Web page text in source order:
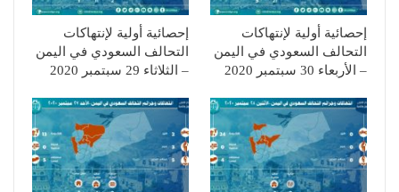
إحصائية أولية لإنتهاكات
التحالف السعودي في اليمن
– الأربعاء 30 سبتمبر 2020
إحصائية أولية لإنتهاكات
التحالف السعودي في اليمن
– الثلاثاء 29 سبتمبر 2020